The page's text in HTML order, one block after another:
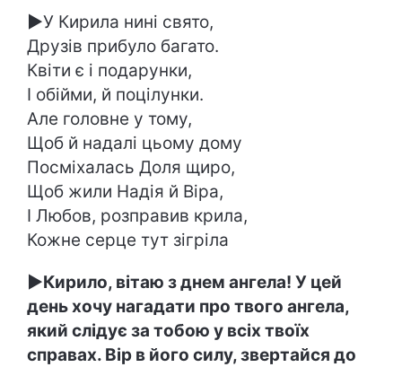
►У Кирила нині свято,
Друзів прибуло багато.
Квіти є і подарунки,
І обійми, й поцілунки.
Але головне у тому,
Щоб й надалі цьому дому
Посміхалась Доля щиро,
Щоб жили Надія й Віра,
І Любов, розправив крила,
Кожне серце тут зігріла
►Кирило, вітаю з днем ангела! У цей
день хочу нагадати про твого ангела,
який слідує за тобою у всіх твоїх
справах. Вір в його силу, звертайся до